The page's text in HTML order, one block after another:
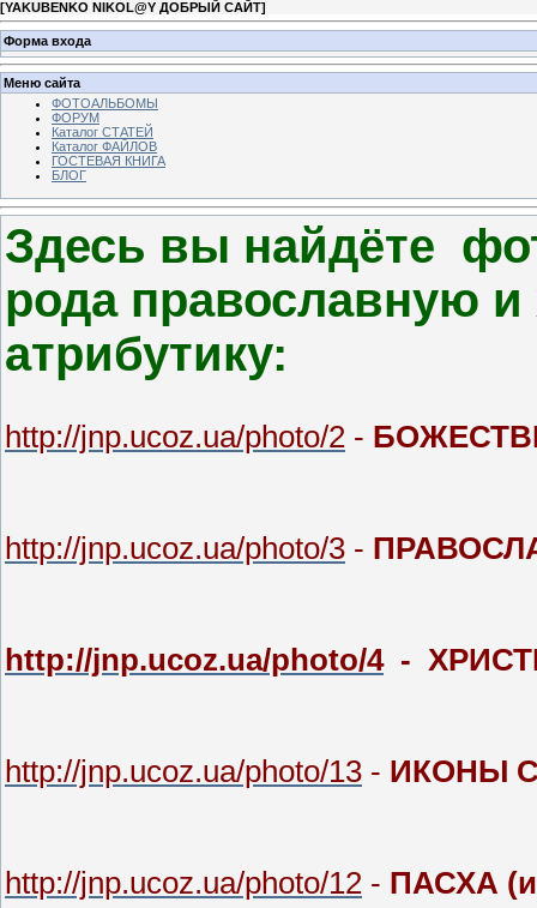
[YAKUBENKO NIKOL@Y ДОБРЫЙ САЙТ]
Форма входа
Меню сайта
ФОТОАЛЬБОМЫ
ФОРУМ
Каталог СТАТЕЙ
Каталог ФАЙЛОВ
ГОСТЕВАЯ КНИГА
БЛОГ
Здесь вы найдёте
рода православную и
атрибутику:
http://jnp.ucoz.ua/photo/2 -
http://jnp.ucoz.ua/photo/3 -
http://jnp.ucoz.ua/photo/4-
http://jnp.ucoz.ua/photo/13 - ИКОНЫ
http://jnp.ucoz.ua/photo/12 - ПАСХА